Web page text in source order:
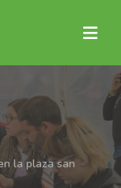
la plaza san